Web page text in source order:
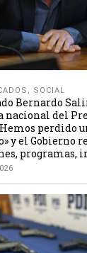
, SOCIAL
Bernardo
nacional del
perdido
y el Gobierno
programas,